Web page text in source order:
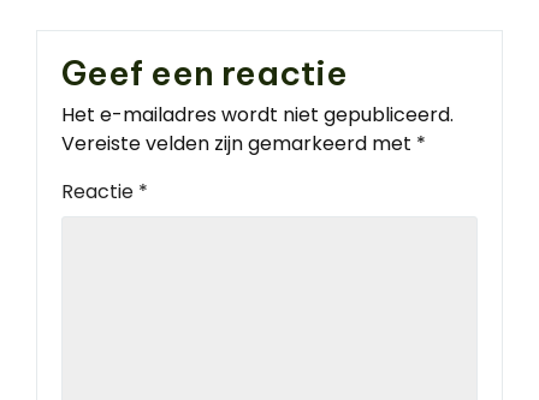
Geef een reactie
Het e-mailadres wordt niet gepubliceerd.
Vereiste velden zijn gemarkeerd met *
Reactie *